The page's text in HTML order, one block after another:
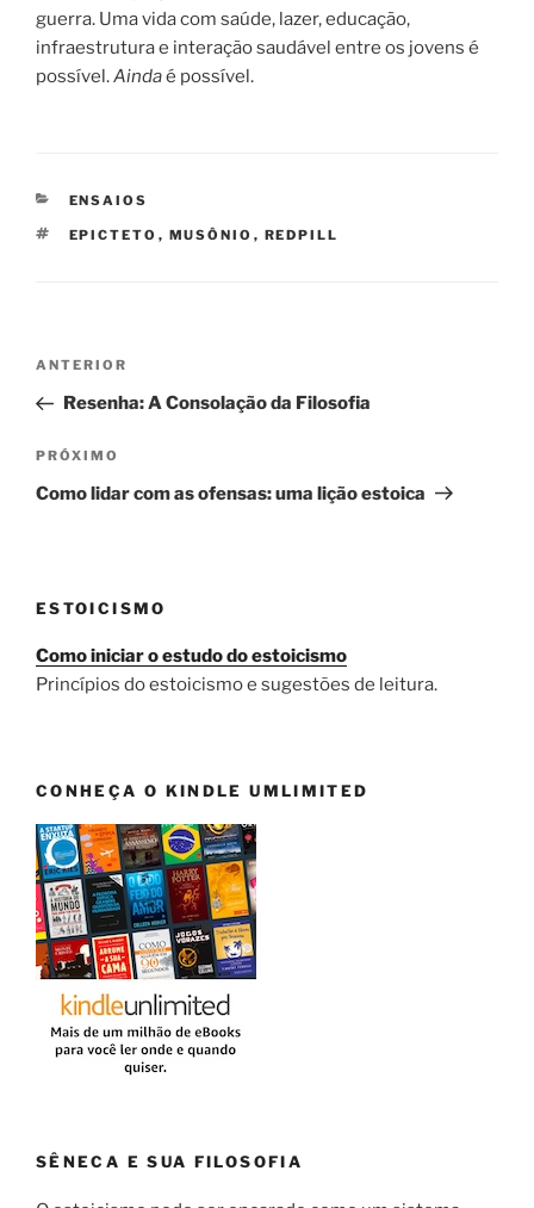
guerra. Uma vida com saúde, lazer, educação,
infraestrutura e interação saudável entre os jovens é
possível.Aindaé possível.
CATEGORIAS
ENSAIOS
TAGS
EPICTETO , MUSÔNIO , REDPILL
Navegação
Post
Post
anterior
ANTERIOR
Resenha: A Consolação da Filosofia
Próximo
post
PRÓXIMO
Como lidar com as ofensas: uma lição estoica
ESTOICISMO
Como iniciar o estudo do estoicismo
Princípios do estoicismo e sugestões de leitura.
CONHEÇA O KINDLE UMLIMITED
SÊNECA E SUA FILOSOFIA